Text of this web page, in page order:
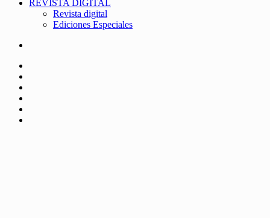
REVISTA DIGITAL
Revista digital
Ediciones Especiales